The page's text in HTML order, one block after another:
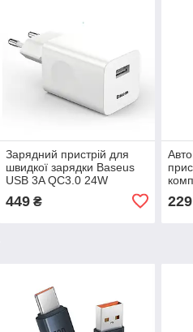
Зарядний пристрій для
швидкої зарядки Baseus
USB 3A QC3.0 24W
(білий)
449₴ 229